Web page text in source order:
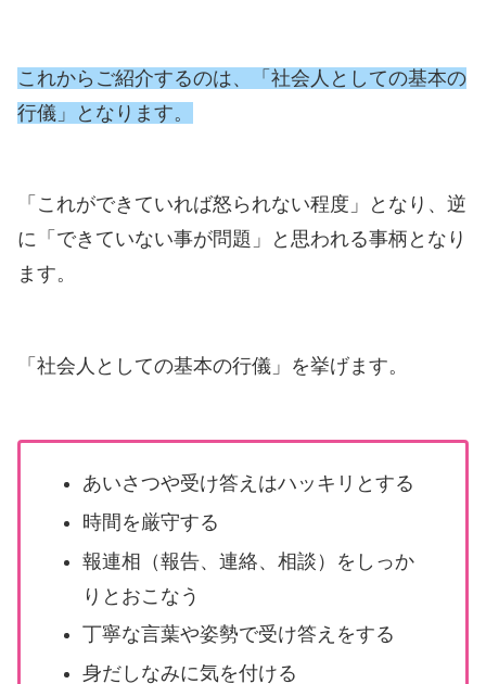
これからご紹介するのは、「社会人としての基本の
行儀」となります。
「これができていれば怒られない程度」となり、逆
に「できていない事が問題」と思われる事柄となり
ます。
「社会人としての基本の行儀」を挙げます。
あいさつや受け答えはハッキリとする
時間を厳守する
報連相（報告、連絡、相談）をしっか
りとおこなう
丁寧な言葉や姿勢で受け答えをする
身だしなみに気を付ける